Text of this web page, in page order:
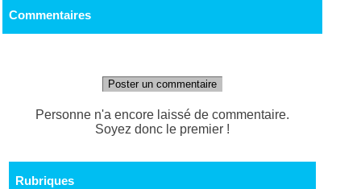
Commentaires
Poster un commentaire
Personne n'a encore laissé de commentaire.
Soyez donc le premier !
Rubriques